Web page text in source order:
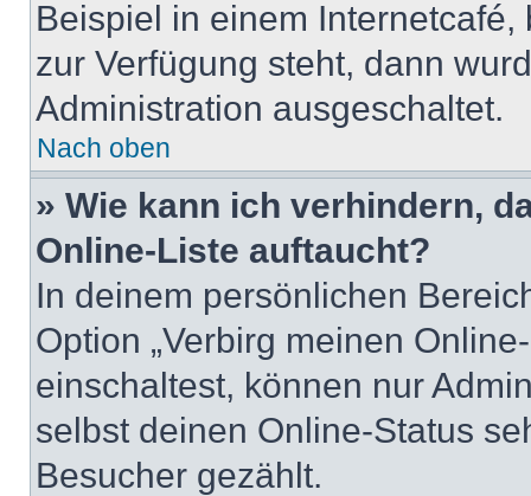
Beispiel in einem
zur Verfügung steht, dann
Administration ausgeschaltet.
Nach oben
» Wie kann ich verhindern,
Online-Liste auftaucht?
In deinem persönlichen
Option „Verbirg meinen
einschaltest, können nur
selbst deinen Online-Status
Besucher gezählt.